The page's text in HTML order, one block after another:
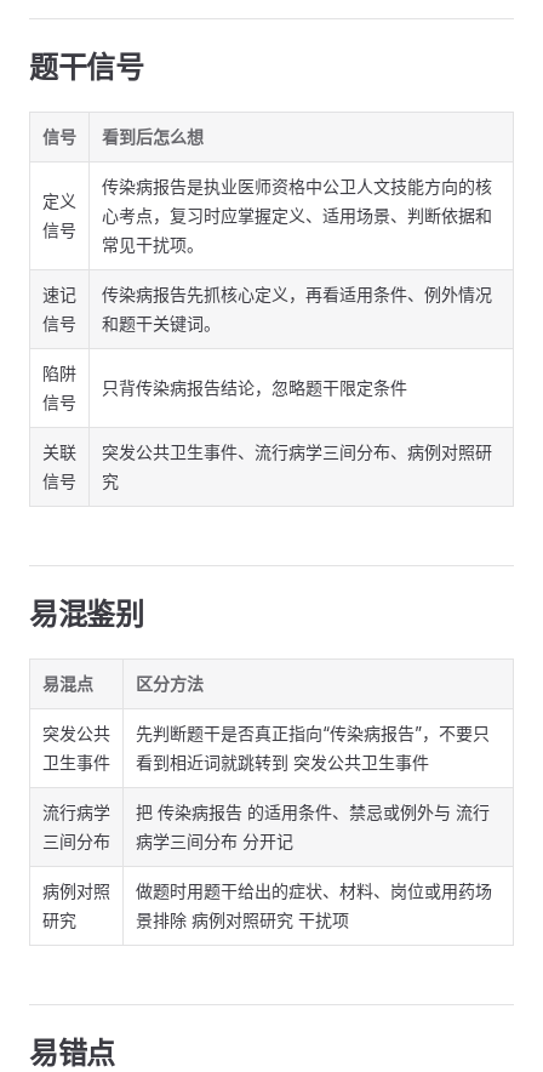
题干信号
信号 看到后怎么想
定义
信号
传染病报告是执业医师资格中公卫人文技能方向的核
心考点，复习时应掌握定义、适用场景、判断依据和
常见干扰项。
速记
信号
传染病报告先抓核心定义，再看适用条件、例外情况
和题干关键词。
陷阱
信号
只背传染病报告结论，忽略题干限定条件
关联
信号
突发公共卫生事件、流行病学三间分布、病例对照研
究
易混鉴别
易混点 区分方法
突发公共
卫生事件
先判断题干是否真正指向“传染病报告”，不要只
看到相近词就跳转到 突发公共卫生事件
流行病学
三间分布
把 传染病报告 的适用条件、禁忌或例外与 流行
病学三间分布 分开记
病例对照
研究
做题时用题干给出的症状、材料、岗位或用药场
景排除 病例对照研究 干扰项
易错点